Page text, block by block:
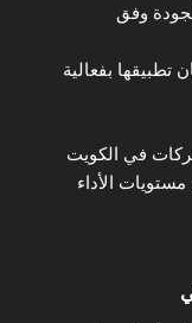
وفق
تطبيقها بفعالية
في الكويت
الأداء